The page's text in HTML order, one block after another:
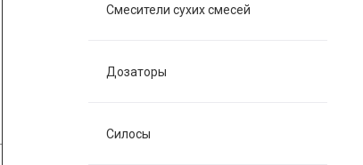
Смесители сухих смесей
Дозаторы
Силосы